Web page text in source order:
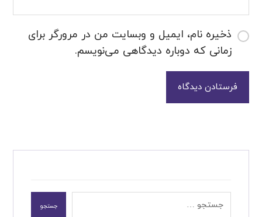
ذخیره نام، ایمیل و وبسایت من در مرورگر برای
زمانی که دوباره دیدگاهی می‌نویسم.
فرستادن دیدگاه
جستجو